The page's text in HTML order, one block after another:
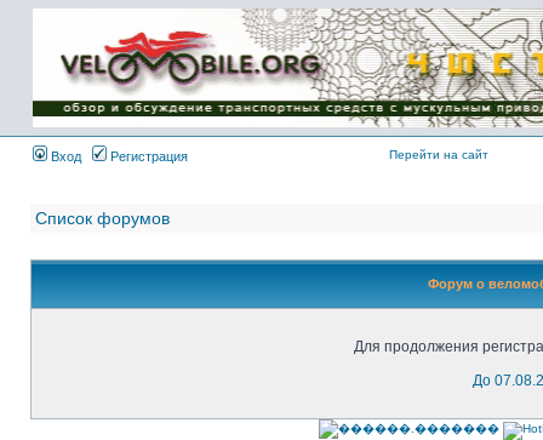
Имя пользователя:
Пароль:
{ LOG_ME_IN_SHORT
}
Вход
Регистрация Перейти на сайт
Список форумов
Форум о
Для продолжения
До